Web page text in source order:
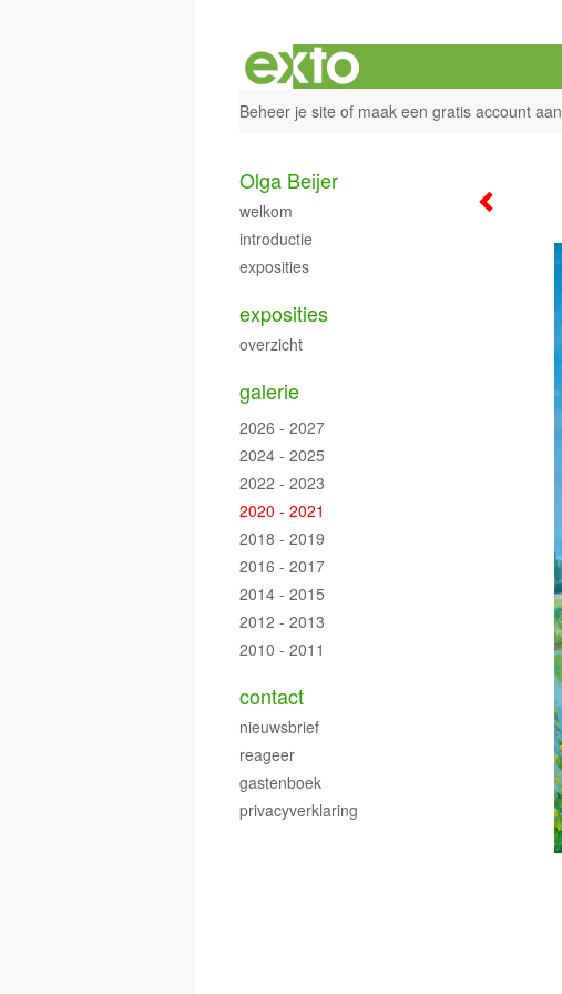
Beheer je site of maak een gratis account aan
Olga Beijer
welkom
introductie
exposities
exposities
overzicht
galerie
2026 - 2027
2024 - 2025
2022 - 2023
2020 - 2021
2018 - 2019
2016 - 2017
2014 - 2015
2012 - 2013
2010 - 2011
contact
nieuwsbrief
reageer
gastenboek
privacyverklaring